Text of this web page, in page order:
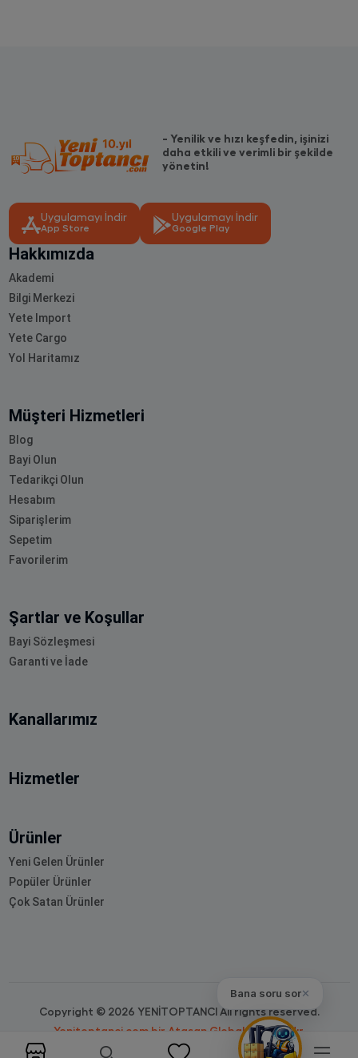
Bana soru sor✕
- Yenilik ve hızı keşfedin, işinizi
daha etkili ve verimli bir şekilde
yönetin!
Uygulamayı İndir
App Store
Uygulamayı İndir
Google Play
Hakkımızda
Akademi
Bilgi Merkezi
Yete Import
Yete Cargo
Yol Haritamız
Müşteri Hizmetleri
Blog
Bayi Olun
Tedarikçi Olun
Hesabım
Siparişlerim
Sepetim
Favorilerim
Şartlar ve Koşullar
Bayi Sözleşmesi
Garanti ve İade
Kanallarımız
Hizmetler
Ürünler
Yeni Gelen Ürünler
Popüler Ürünler
Çok Satan Ürünler
Copyright © 2026 YENİTOPTANCI All rights reserved.
Yenitoptanci.com bir Atasan Global markasıdır.